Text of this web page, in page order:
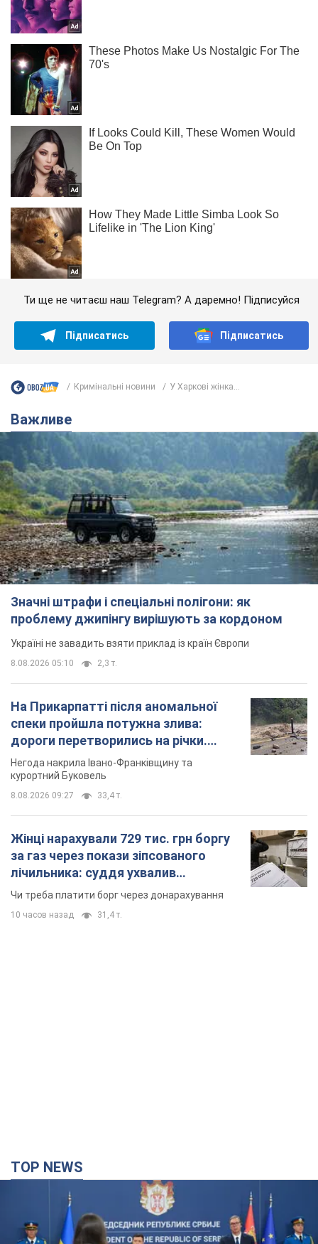
Ти ще не читаєш наш Telegram? А даремно! Підписуйся
Підписатись Підписатись
Кримінальні новини У Харкові жінка...
Важливе
Значні штрафи і спеціальні полігони: як
проблему джипінгу вирішують за кордоном
Україні не завадить взяти приклад із країн Європи
8.08.2026 05:10 2,3 т.
На Прикарпатті після аномальної
спеки пройшла потужна злива:
дороги перетворились на річки.
Відео
Негода накрила Івано-Франківщину та
курортний Буковель
8.08.2026 09:27 33,4 т.
Жінці нарахували 729 тис. грн боргу
за газ через покази зіпсованого
лічильника: суддя ухвалив
неочікуване рішення
Чи треба платити борг через донарахування
10 часов назад 31,4 т.
TOP NEWS